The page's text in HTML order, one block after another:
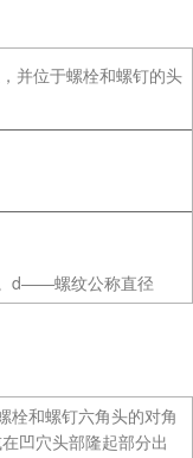
并位于螺栓和螺钉的头
d——螺纹公称直径
栓和螺钉六角头的对角
凹穴头部隆起部分出